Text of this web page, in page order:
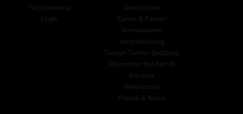
Registrierung
Login
Geschichte
Daten & Fakten
Innovationen
Verantwortung
Design Center Salzburg
Menschen bei Kaindl
Karriere
Referenzen
Presse & News